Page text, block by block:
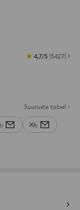
4,7/5 (5427)
Suuruste tabel
XL